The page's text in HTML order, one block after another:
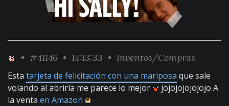
• #41146 • 14:13:33 • Inventos/Compras
Esta tarjeta de felicitación con una mariposa que sale
volando al abrirla me parece lo mejor
jojojojojojojo A
la venta en Amazon